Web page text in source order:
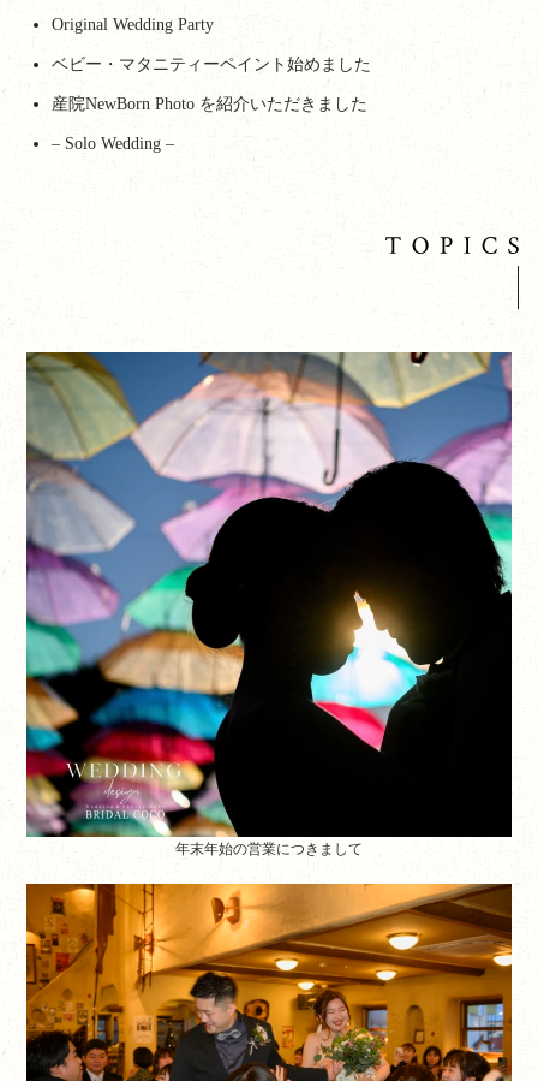
Original Wedding Party
ベビー・マタニティーペイント始めました
産院NewBorn Photo を紹介いただきました
– Solo Wedding –
年末年始の営業につきまして